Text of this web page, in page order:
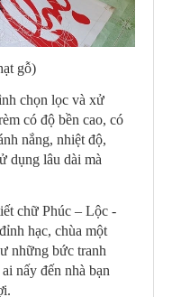
gỗ)
chọn lọc và xử
có độ bền cao, có
nắng, nhiệt độ,
dụng lâu dài mà
chữ Phúc – Lộc -
hạc, chùa một
những bức tranh
nấy đến nhà bạn